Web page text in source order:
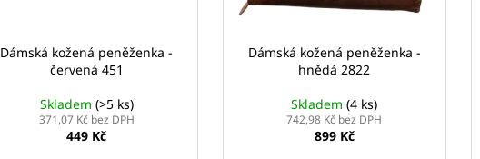
Dámská kožená peněženka -
červená 451
Skladem (>5 ks)
371,07 Kč bez DPH
449 Kč
Dámská kožená peněženka -
hnědá 2822
Skladem(4 ks)
742,98 Kč bez DPH
899 Kč